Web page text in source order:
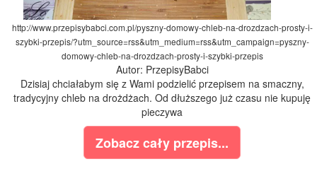
http://www.przepisybabci.com.pl/pyszny-domowy-chleb-na-drozdzach-prosty-i-
szybki-przepis/?utm_source=rss&utm_medium=rss&utm_campaign=pyszny-
domowy-chleb-na-drozdzach-prosty-i-szybki-przepis
Autor: PrzepisyBabci
Dzisiaj chciałabym się z Wami podzielić przepisem na smaczny,
tradycyjny chleb na drożdżach. Od dłuższego już czasu nie kupuję
pieczywa
Zobacz cały przepis...